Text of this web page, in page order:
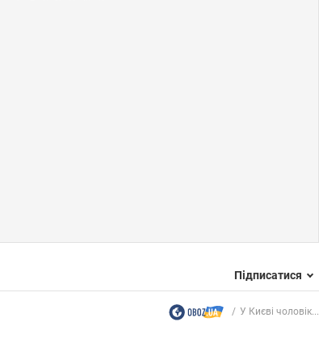
Підписатися
У Києві чоловік...